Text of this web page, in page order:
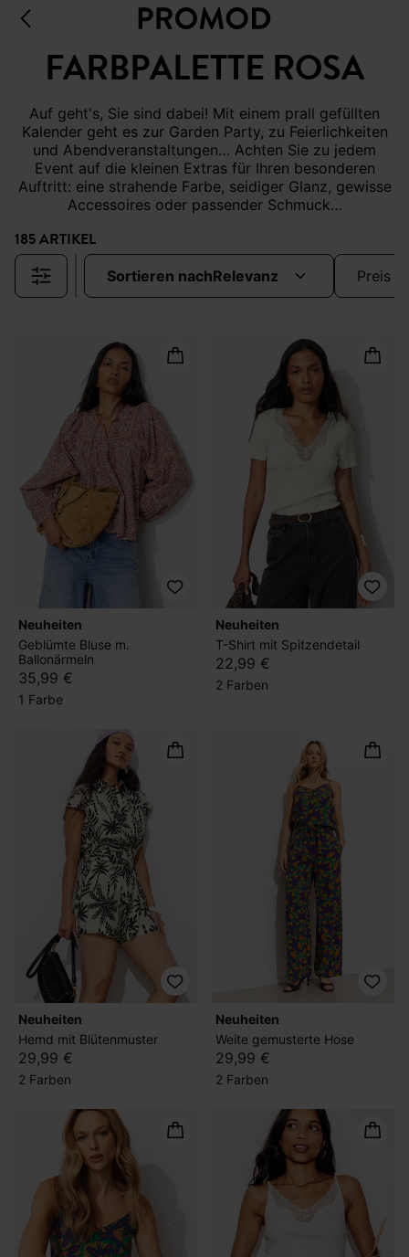
FARBPALETTE ROSA
Auf geht's, Sie sind dabei! Mit einem prall gefüllten
Kalender geht es zur Garden Party, zu Feierlichkeiten
und Abendveranstaltungen… Achten Sie zu jedem
Event auf die kleinen Extras für Ihren besonderen
Auftritt: eine strahende Farbe, seidiger Glanz, gewisse
Accessoires oder passender Schmuck…
185 ARTIKEL
sortieren nach relevanz preis
Neuheiten
Geblümte Bluse m.
Ballonärmeln
35,99 €
1 Farbe
Neuheiten
T-Shirt mit Spitzendetail
22,99 €
2 Farben
Neuheiten
Hemd mit Blütenmuster
29,99 €
2 Farben
Neuheiten
Weite gemusterte Hose
29,99 €
2 Farben